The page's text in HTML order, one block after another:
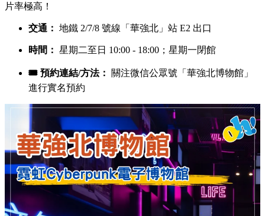
片率極高！
交通： 地鐵 2/7/8 號線「華強北」站 E2 出口
時間： 星期二至日 10:00 - 18:00；星期一閉館
🎟️ 預約連結/方法：
關注微信公眾號「華強北博物館」
進行實名預約